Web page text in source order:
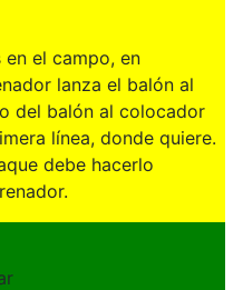
en el campo, en
lanza el balón al
del balón al colocador
línea, donde quiere.
debe hacerlo